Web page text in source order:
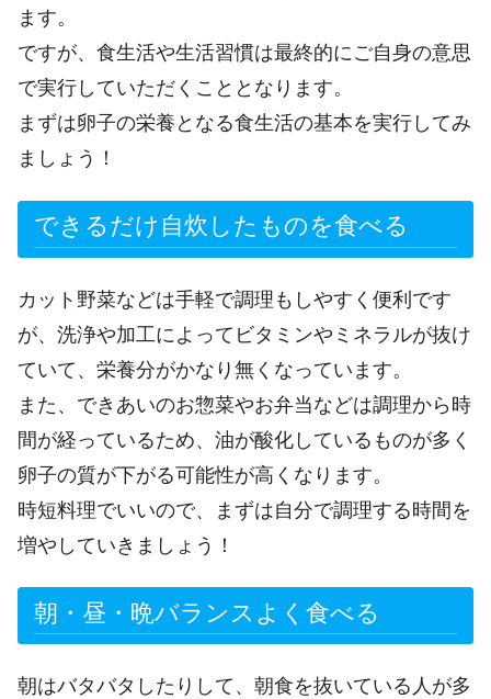
ます。
ですが、食生活や生活習慣は最終的にご自身の意思
で実行していただくこととなります。
まずは卵子の栄養となる食生活の基本を実行してみ
ましょう！
できるだけ自炊したものを食べる
カット野菜などは手軽で調理もしやすく便利です
が、洗浄や加工によってビタミンやミネラルが抜け
ていて、栄養分がかなり無くなっています。
また、できあいのお惣菜やお弁当などは調理から時
間が経っているため、油が酸化しているものが多く
卵子の質が下がる可能性が高くなります。
時短料理でいいので、まずは自分で調理する時間を
増やしていきましょう！
朝・昼・晩バランスよく食べる
朝はバタバタしたりして、朝食を抜いている人が多